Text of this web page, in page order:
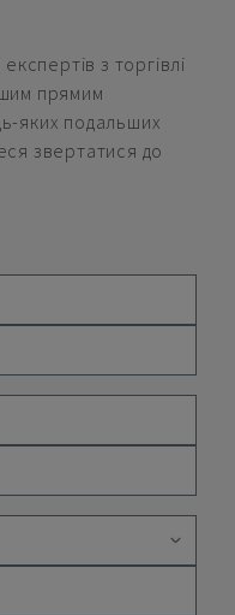
з торгівлі
прямим
яких подальших
звертатися до